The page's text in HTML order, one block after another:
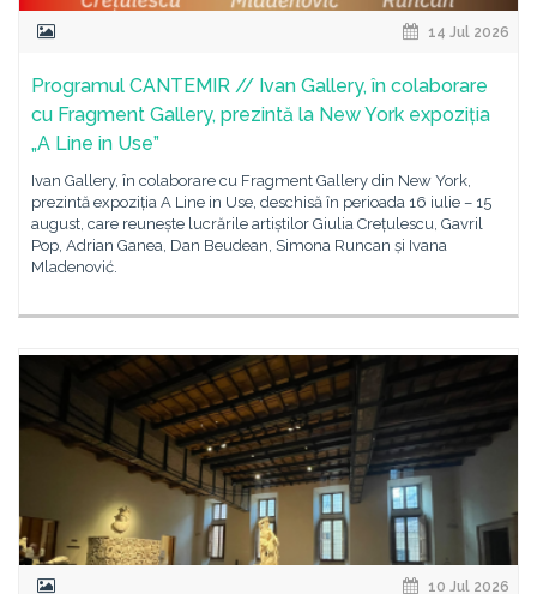
14 Jul 2026
Programul CANTEMIR // Ivan Gallery, în colaborare
cu Fragment Gallery, prezintă la New York expoziția
„A Line in Use”
Ivan Gallery, în colaborare cu Fragment Gallery din New York,
prezintă expoziția A Line in Use, deschisă în perioada 16 iulie – 15
august, care reunește lucrările artiștilor Giulia Crețulescu, Gavril
Pop, Adrian Ganea, Dan Beudean, Simona Runcan și Ivana
Mladenović.
10 Jul 2026